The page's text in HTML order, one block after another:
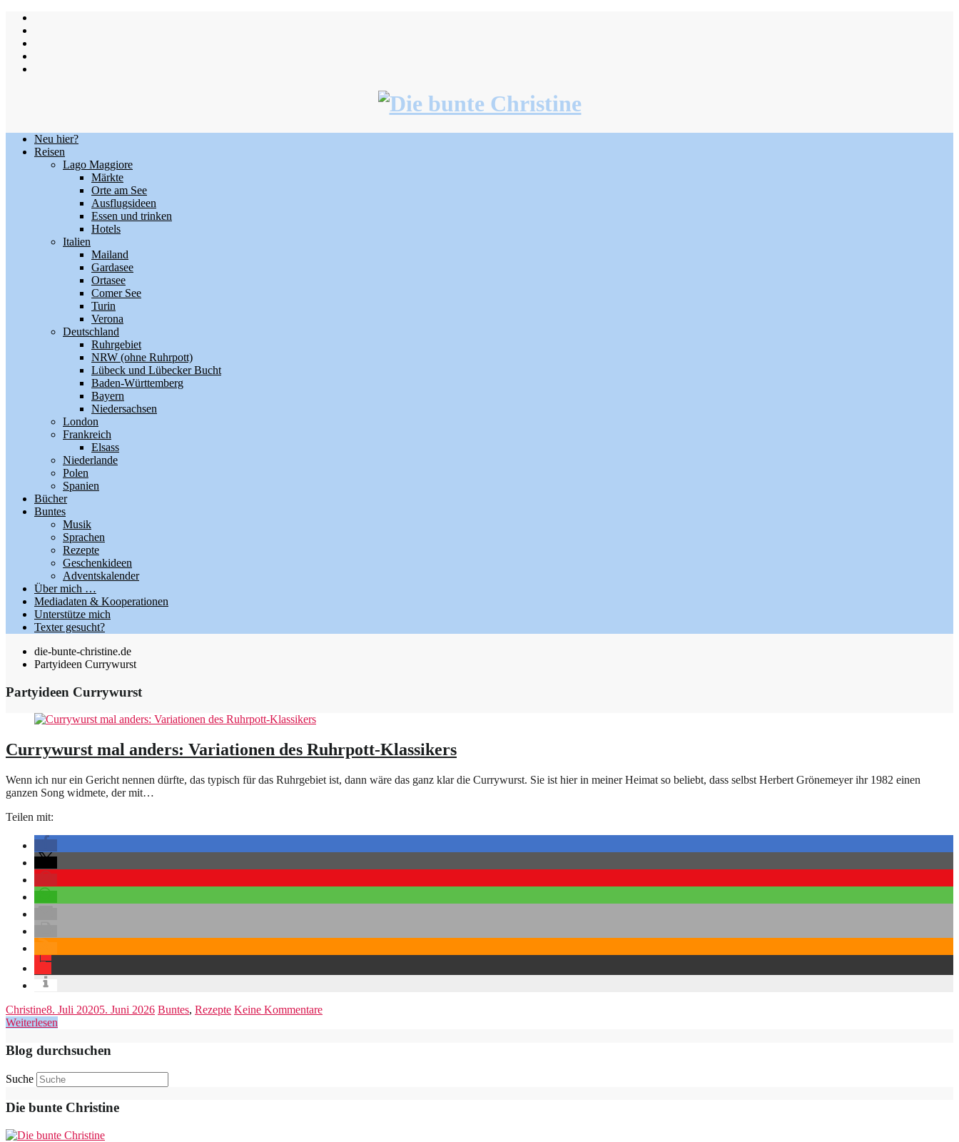
Skip
content
Neu hier?
Reisen
Lago Maggiore
Märkte
Orte am See
Ausflugsideen
Essen und trinken
Hotels
Italien
Mailand
Gardasee
Ortasee
Comer See
Turin
Verona
Deutschland
Ruhrgebiet
NRW (ohne Ruhrpott)
Lübeck und Lübecker Bucht
Baden-Württemberg
Bayern
Niedersachsen
London
Frankreich
Elsass
Niederlande
Polen
Spanien
Bücher
Buntes
Musik
Sprachen
Rezepte
Geschenkideen
Adventskalender
Über mich …
Mediadaten & Kooperationen
Unterstütze mich
Texter gesucht?
die-bunte-christine.de
Partyideen Currywurst
Partyideen Currywurst
Currywurst mal anders: Variationen des Ruhrpott-Klassikers
Wenn ich nur ein Gericht nennen dürfte, das typisch für das Ruhrgebiet ist, dann wäre das ganz klar die Currywurst. Sie ist hier in meiner Heimat so beliebt, dass selbst Herbert Grönemeyer ihr 1982 einen
ganzen Song widmete, der mit…
Teilen mit:
Christine8. Juli 20205. Juni 2026 Buntes, Rezepte Keine Kommentare
Weiterlesen
Blog durchsuchen
Suche
Die bunte Christine